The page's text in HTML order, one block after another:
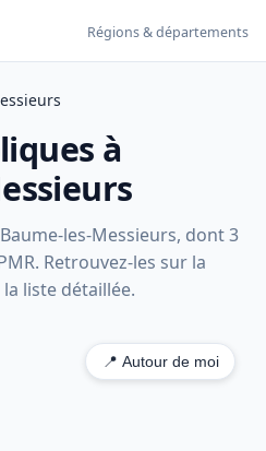
Régions & départements
à
les-Messieurs, dont 3
Retrouvez-les sur la
liste détaillée.
📍 Autour de moi